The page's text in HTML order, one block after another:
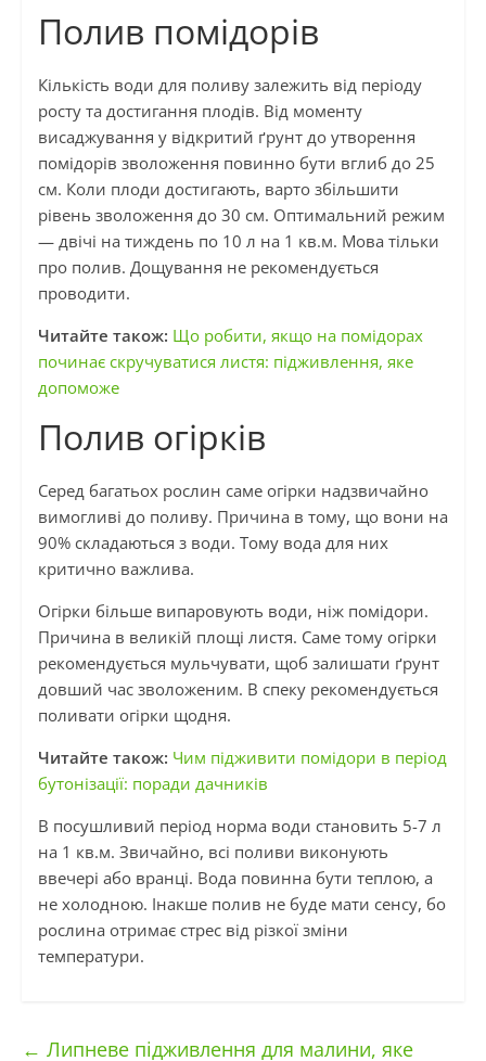
Полив помідорів
Кількість води для поливу залежить від періоду
росту та достигання плодів. Від моменту
висаджування у відкритий ґрунт до утворення
помідорів зволоження повинно бути вглиб до 25
см. Коли плоди достигають, варто збільшити
рівень зволоження до 30 см. Оптимальний режим
— двічі на тиждень по 10 л на 1 кв.м. Мова тільки
про полив. Дощування не рекомендується
проводити.
Читайте також: Що робити, якщо на помідорах
починає скручуватися листя: підживлення, яке
допоможе
Полив огірків
Серед багатьох рослин саме огірки надзвичайно
вимогливі до поливу. Причина в тому, що вони на
90% складаються з води. Тому вода для них
критично важлива.
Огірки більше випаровують води, ніж помідори.
Причина в великій площі листя. Саме тому огірки
рекомендується мульчувати, щоб залишати ґрунт
довший час зволоженим. В спеку рекомендується
поливати огірки щодня.
Читайте також: Чим підживити помідори в період
бутонізації: поради дачників
В посушливий період норма води становить 5-7 л
на 1 кв.м. Звичайно, всі поливи виконують
ввечері або вранці. Вода повинна бути теплою, а
не холодною. Інакше полив не буде мати сенсу, бо
рослина отримає стрес від різкої зміни
температури.
← Липневе підживлення для малини, яке